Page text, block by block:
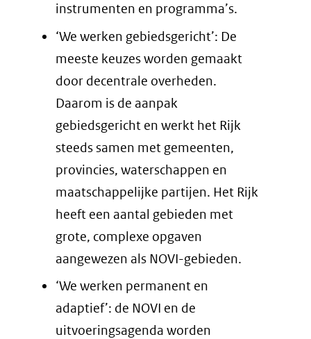
instrumenten en programma’s.
‘We werken gebiedsgericht’: De
meeste keuzes worden gemaakt
door decentrale overheden.
Daarom is de aanpak
gebiedsgericht en werkt het Rijk
steeds samen met gemeenten,
provincies, waterschappen en
maatschappelijke partijen. Het Rijk
heeft een aantal gebieden met
grote, complexe opgaven
aangewezen als NOVI-gebieden.
‘We werken permanent en
adaptief’: de NOVI en de
uitvoeringsagenda worden